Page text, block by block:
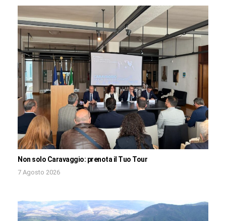
Non solo Caravaggio: prenota il Tuo Tour
7 Agosto 2026